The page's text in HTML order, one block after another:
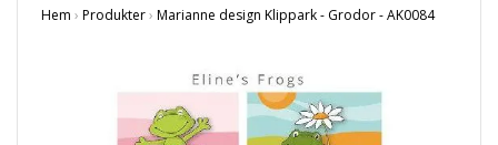
Hem › Produkter› Marianne design Klippark - Grodor - AK0084